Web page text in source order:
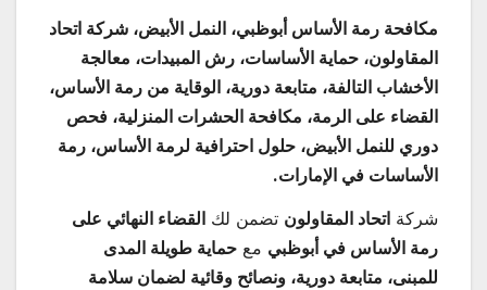
مكافحة رمة الأساس أبوظبي، النمل الأبيض، شركة اتحاد
المقاولون، حماية الأساسات، رش المبيدات، معالجة
الأخشاب التالفة، متابعة دورية، الوقاية من رمة الأساس،
القضاء على الرمة، مكافحة الحشرات المنزلية، فحص
دوري للنمل الأبيض، حلول احترافية لرمة الأساس، رمة
الأساسات في الإمارات.
شركة اتحاد المقاولون تضمن لك القضاء النهائي على
رمة الأساس في أبوظبي مع حماية طويلة المدى
للمبنى، متابعة دورية، ونصائح وقائية لضمان سلامة